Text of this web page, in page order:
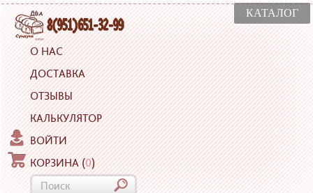
КАТАЛОГ
О НАС
ДОСТАВКА
ОТЗЫВЫ
КАЛЬКУЛЯТОР
ВОЙТИ
КОРЗИНА (0)